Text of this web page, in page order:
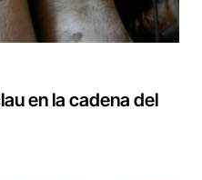
en la cadena del